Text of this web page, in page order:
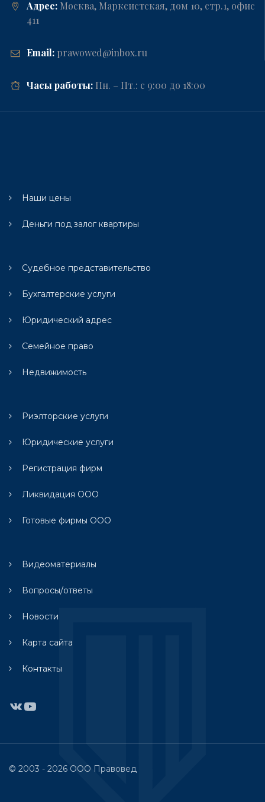
Адрес: Москва, Марксистская, дом 10, стр.1, офис
411
Email: prawowed@inbox.ru
Часы работы: Пн. – Пт.: с 9:00 до 18:00
Наши цены
Деньги под залог квартиры
Судебное представительство
Бухгалтерские услуги
Юридический адрес
Семейное право
Недвижимость
Риэлторские услуги
Юридические услуги
Регистрация фирм
Ликвидация ООО
Готовые фирмы ООО
Видеоматериалы
Вопросы/ответы
Новости
Карта сайта
Контакты
ВКонтакте
YouTube
© 2003 - 2026 ООО Правовед